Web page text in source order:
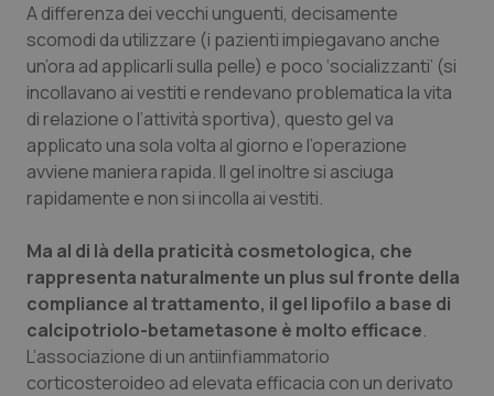
Valle D’Aosta
Veneto
Oncodermatologia
Oncoematologia
Oncologia & Nutrizione
Psoriasi & pelle
Quotidiano Cardiologia
Quotidiano Chirurgia
Quotidiano Oncologia
A differenza dei vecchi unguenti, decisamente
scomodi da utilizzare (i pazienti impiegavano anche
un’ora ad applicarli sulla pelle) e poco ‘socializzanti’ (si
incollavano ai vestiti e rendevano problematica la vita
di relazione o l’attività sportiva), questo gel va
applicato una sola volta al giorno e l’operazione
avviene maniera rapida. Il gel inoltre si asciuga
rapidamente e non si incolla ai vestiti.
Ma al di là della praticità cosmetologica, che
rappresenta naturalmente un plus sul fronte della
compliance al trattamento, il gel lipofilo a base di
calcipotriolo-betametasone è molto efficace.
L’associazione di un antiinfiammatorio
corticosteroideo ad elevata efficacia con un derivato